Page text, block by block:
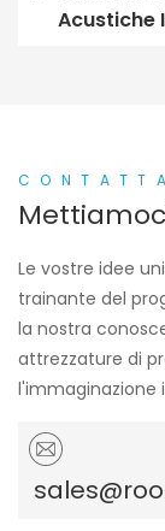
Acustiche
Le vostre idee
trainante del
la nostra
attrezzature di
l'immaginazione